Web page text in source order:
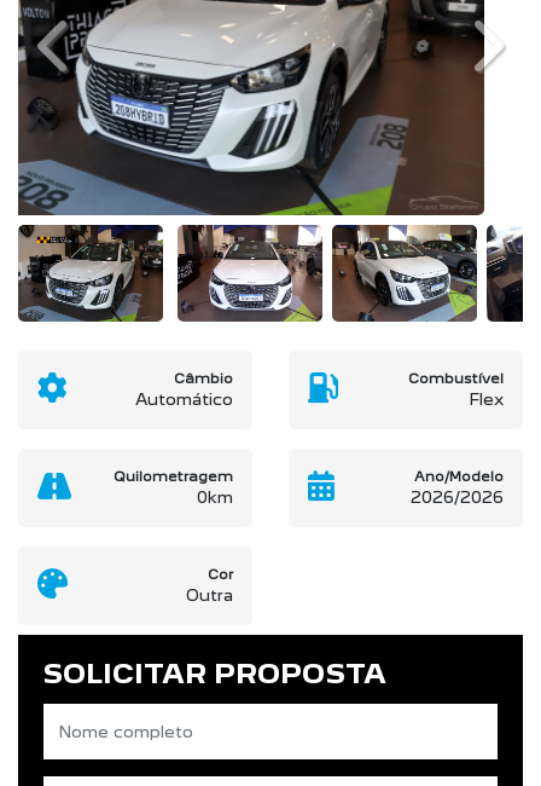
Previous Next
Câmbio
Automático
Combustível
Flex
Quilometragem
0km
Ano/Modelo
2026/2026
Cor
Outra
SOLICITAR PROPOSTA